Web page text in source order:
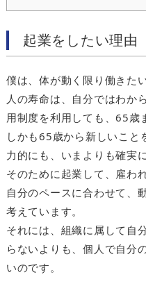
起業をしたい理由
僕は、体が動く限り働きた
人の寿命は、自分ではわか
用制度を利用しても、65歳
しかも65歳から新しいこと
力的にも、いまよりも確実
そのために起業して、雇わ
自分のペースに合わせて、
考えています。
それには、組織に属して自
らないよりも、個人で自分
いのです。